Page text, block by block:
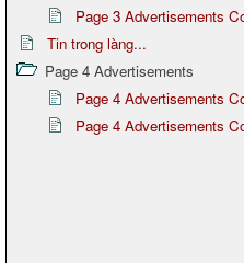
Page 3 Advertisements
Tin trong làng...
Page 4 Advertisements
Page 4 Advertisements
Page 4 Advertisements